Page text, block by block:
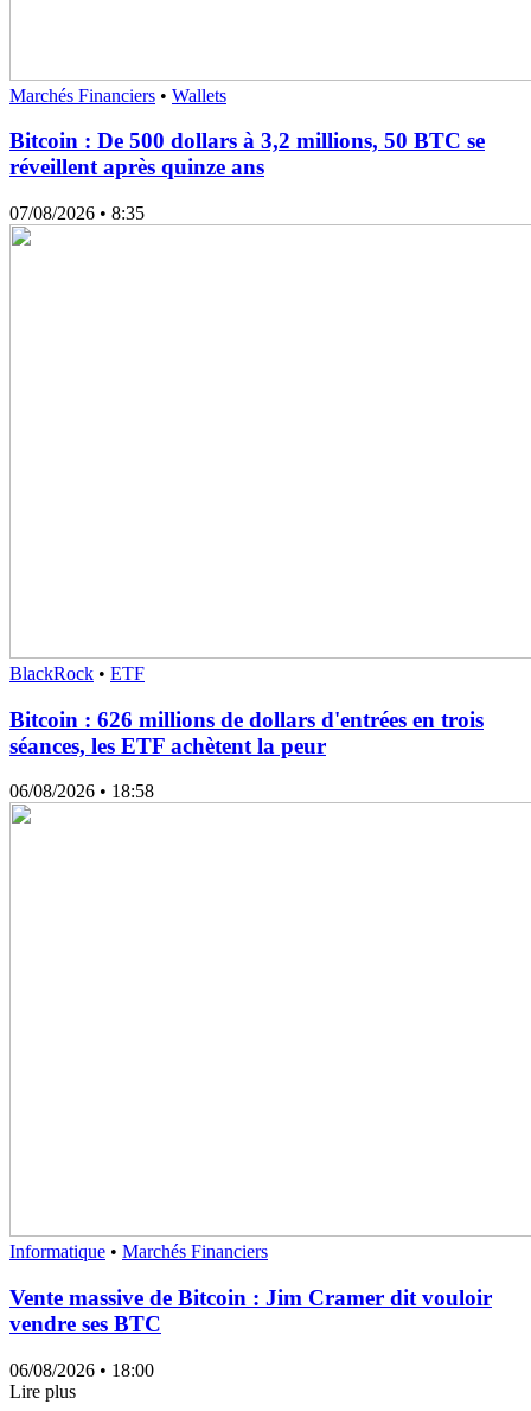
Marchés Financiers • Wallets
Bitcoin : De 500 dollars à 3,2 millions, 50 BTC se
réveillent après quinze ans
07/08/2026 • 8:35
BlackRock • ETF
Bitcoin : 626 millions de dollars d'entrées en trois
séances, les ETF achètent la peur
06/08/2026 • 18:58
Informatique • Marchés Financiers
Vente massive de Bitcoin : Jim Cramer dit vouloir
vendre ses BTC
06/08/2026 • 18:00
Lire plus